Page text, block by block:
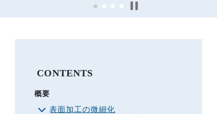
CONTENTS
概要
表面加工の微細化